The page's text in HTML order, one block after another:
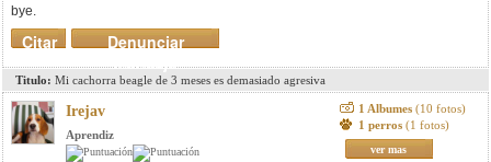
bye.
Denunciar
mensaje
Citar
Titulo: Mi cachorra beagle de 3 meses es demasiado agresiva
Irejav
Aprendiz
1 Albumes (10 fotos)
1 perros (1 fotos)
ver mas